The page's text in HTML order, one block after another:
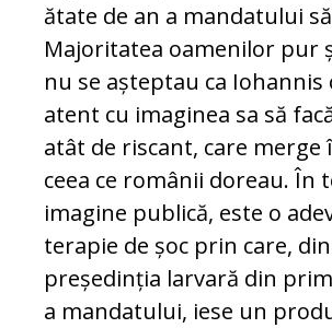
ă­ta­te de an a mandatului
Majoritatea oamenilor pur
nu se așteptau ca Iohannis
atent cu imaginea sa să
atât de riscant, care merge
ce­ea ce românii doreau. În
i­ma­gi­ne publică, este o
terapie de șoc prin care, din
președinția larvară din
a mandatului, iese un